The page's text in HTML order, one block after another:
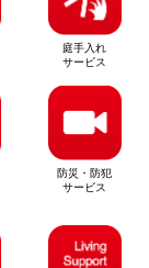
庭手入れ
サービス
防災・防犯
サービス